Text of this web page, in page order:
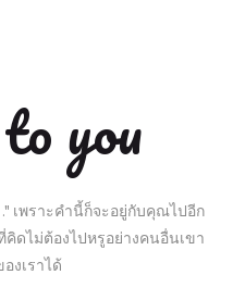
you
เพราะคำนี้ก็จะอยู่กับคุณไปอีก
ดไม่ต้องไปหรูอย่างคนอื่นเขา
งเราได้